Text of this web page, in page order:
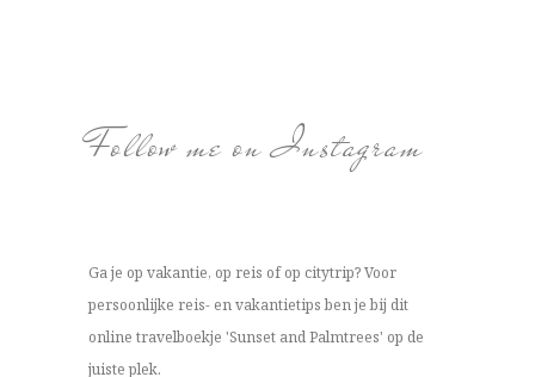
Follow me on Instagram
Ga je op vakantie, op reis of op citytrip? Voor
persoonlijke reis- en vakantietips ben je bij dit
online travelboekje 'Sunset and Palmtrees' op de
juiste plek.